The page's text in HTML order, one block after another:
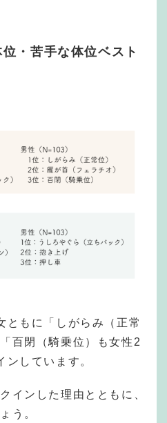
・苦手な体位ベスト
ともに「しがらみ（正常
百閉（騎乗位）も女性2
しています。
インした理由とともに、
う。